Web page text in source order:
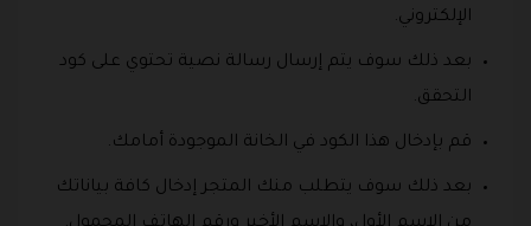
الإلكتروني.
بعد ذلك سوف يتم إرسال رسالة نصية تحتوي على كود
التحقق.
قم بإدخال هذا الكود في الخانة الموجودة أمامك.
بعد ذلك سوف يتطلب منك المتجر إدخال كافة بياناتك